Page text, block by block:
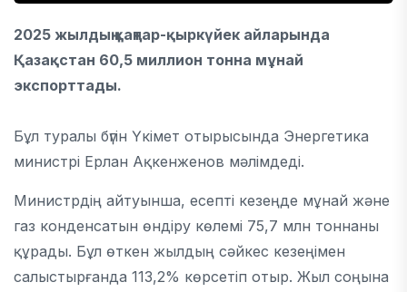
2025 жылдың қаңтар-қыркүйек айларында
Қазақстан 60,5 миллион тонна мұнай
экспорттады.
Бұл туралы бүгін Үкімет отырысында Энергетика
министрі Ерлан Ақкенженов мәлімдеді.
Министрдің айтуынша, есепті кезеңде мұнай және
газ конденсатын өндіру көлемі 75,7 млн тоннаны
құрады. Бұл өткен жылдың сәйкес кезеңімен
салыстырғанда 113,2% көрсетіп отыр. Жыл соңына